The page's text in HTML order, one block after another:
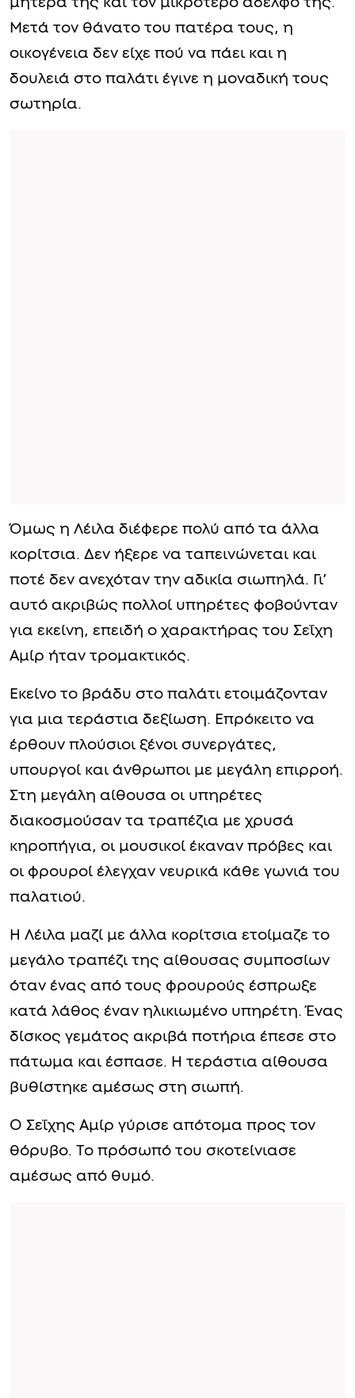
Μετά τον θάνατο του πατέρα τους, η
οικογένεια δεν είχε πού να πάει και η
δουλειά στο παλάτι έγινε η μοναδική τους
σωτηρία.
Όμως η Λέιλα διέφερε πολύ από τα άλλα
κορίτσια. Δεν ήξερε να ταπεινώνεται και
ποτέ δεν ανεχόταν την αδικία σιωπηλά. Γι’
αυτό ακριβώς πολλοί υπηρέτες φοβούνταν
για εκείνη, επειδή ο χαρακτήρας του Σεΐχη
Αμίρ ήταν τρομακτικός.
Εκείνο το βράδυ στο παλάτι ετοιμάζονταν
για μια τεράστια δεξίωση. Επρόκειτο να
έρθουν πλούσιοι ξένοι συνεργάτες,
υπουργοί και άνθρωποι με μεγάλη επιρροή.
Στη μεγάλη αίθουσα οι υπηρέτες
διακοσμούσαν τα τραπέζια με χρυσά
κηροπήγια, οι μουσικοί έκαναν πρόβες και
οι φρουροί έλεγχαν νευρικά κάθε γωνιά του
παλατιού.
Η Λέιλα μαζί με άλλα κορίτσια ετοίμαζε το
μεγάλο τραπέζι της αίθουσας συμποσίων
όταν ένας από τους φρουρούς έσπρωξε
κατά λάθος έναν ηλικιωμένο υπηρέτη. Ένας
δίσκος γεμάτος ακριβά ποτήρια έπεσε στο
πάτωμα και έσπασε. Η τεράστια αίθουσα
βυθίστηκε αμέσως στη σιωπή.
Ο Σεΐχης Αμίρ γύρισε απότομα προς τον
θόρυβο. Το πρόσωπό του σκοτείνιασε
αμέσως από θυμό.